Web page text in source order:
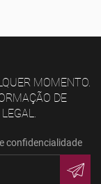
MOMENTO.
DE
confidencialidade